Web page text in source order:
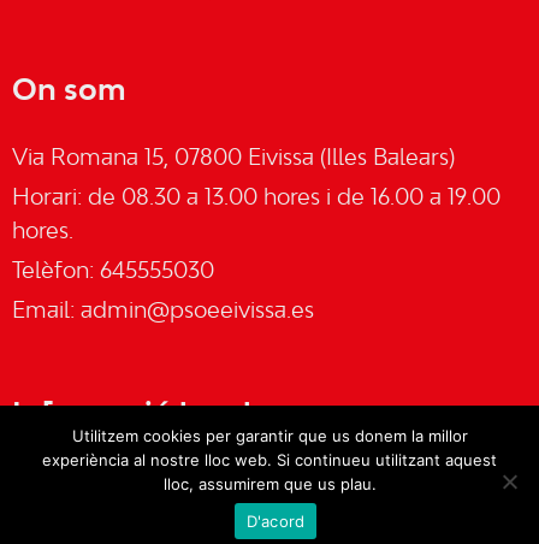
On som
Via Romana 15, 07800 Eivissa (Illes Balears)
Horari: de 08.30 a 13.00 hores i de 16.00 a 19.00
hores.
Telèfon: 645555030
Email: admin@psoeeivissa.es
Informació legal
Utilitzem cookies per garantir que us donem la millor
experiència al nostre lloc web. Si continueu utilitzant aquest
lloc, assumirem que us plau.
D'acord